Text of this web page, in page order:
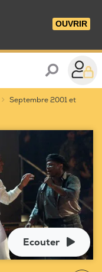
OUVRIR
Septembre 2001 et
Ecouter